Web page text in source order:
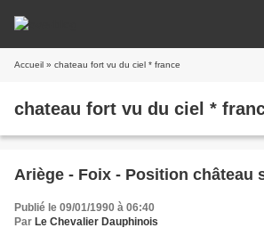
Accueil » chateau fort vu du ciel * france
chateau fort vu du ciel *
Ariège - Foix - Position château
Publié le 09/01/1990 à 06:40
Par Le Chevalier Dauphinois